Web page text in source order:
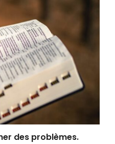
des problèmes.